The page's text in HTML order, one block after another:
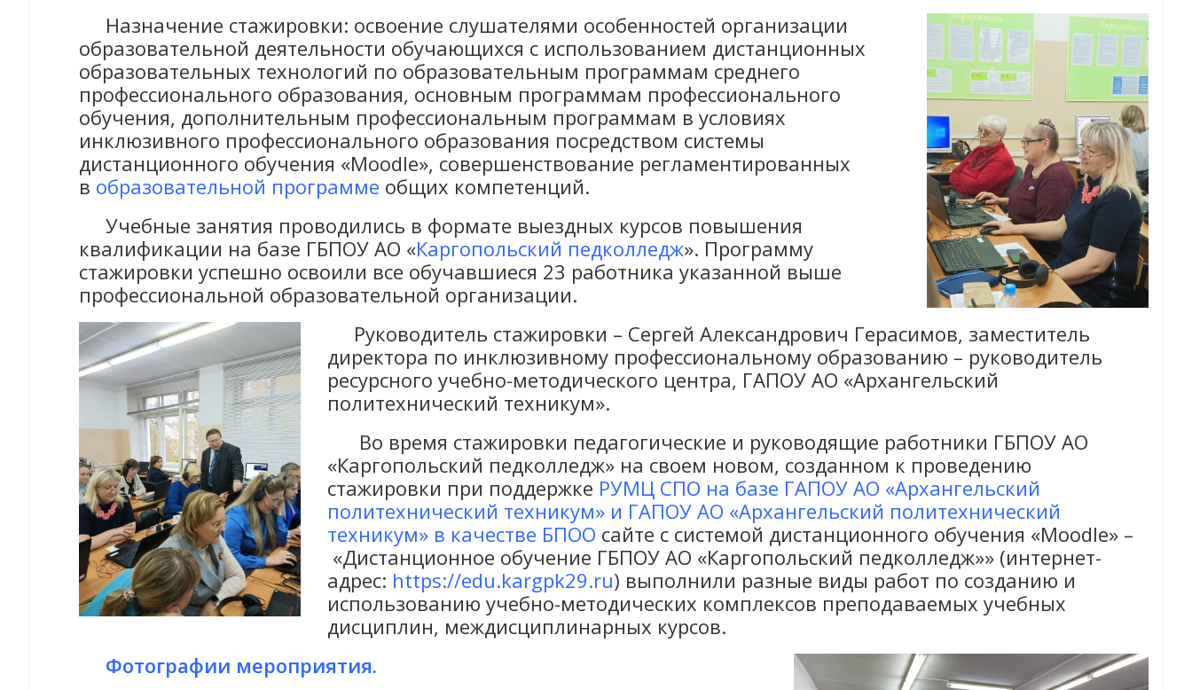
Назначение стажировки: освоение слушателями особенностей организации
образовательной деятельности обучающихся с использованием дистанционных
образовательных технологий по образовательным программам среднего
профессионального образования, основным программам профессионального
обучения, дополнительным профессиональным программам в условиях
инклюзивного профессионального образования посредством системы
дистанционного обучения «Moodle», совершенствование регламентированных
в образовательной программе общих компетенций.
Учебные занятия проводились в формате выездных курсов повышения
квалификации на базе ГБПОУ АО «Каргопольский педколледж». Программу
стажировки успешно освоили все обучавшиеся 23 работника указанной выше
профессиональной образовательной организации.
Руководитель стажировки – Сергей Александрович Герасимов, заместитель
директора по инклюзивному профессиональному образованию – руководитель
ресурсного учебно-методического центра, ГАПОУ АО «Архангельский
политехнический техникум».
Во время стажировки педагогические и руководящие работники ГБПОУ АО
«Каргопольский педколледж» на своем новом, созданном к проведению
стажировки при поддержке РУМЦ СПО на базе ГАПОУ АО «Архангельский
политехнический техникум»и ГАПОУ АО «Архангельский политехнический
техникум» в качестве БПОО сайте с системой дистанционного обучения «Moodle» –
«Дистанционное обучение ГБПОУ АО «Каргопольский педколледж»» (интернет-
адрес: https://edu.kargpk29.ru) выполнили разные виды работ по созданию и
использованию учебно-методических комплексов преподаваемых учебных
дисциплин, междисциплинарных курсов.
Фотографии мероприятия.